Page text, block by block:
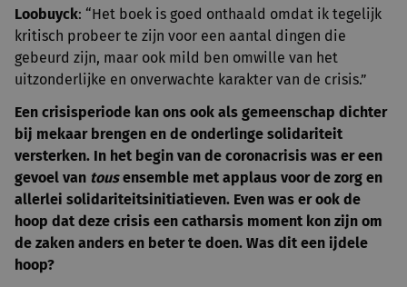
Loobuyck: “Het boek is goed onthaald omdat ik tegelijk
kritisch probeer te zijn voor een aantal dingen die
gebeurd zijn, maar ook mild ben omwille van het
uitzonderlijke en onverwachte karakter van de crisis.”
Een crisisperiode kan ons ook als gemeenschap dichter
bij mekaar brengen en de onderlinge solidariteit
versterken. In het begin van de coronacrisis was er een
gevoel van tousensemble met applaus voor de zorg en
allerlei solidariteitsinitiatieven. Even was er ook de
hoop dat deze crisis een catharsis moment kon zijn om
de zaken anders en beter te doen. Was dit een ijdele
hoop?